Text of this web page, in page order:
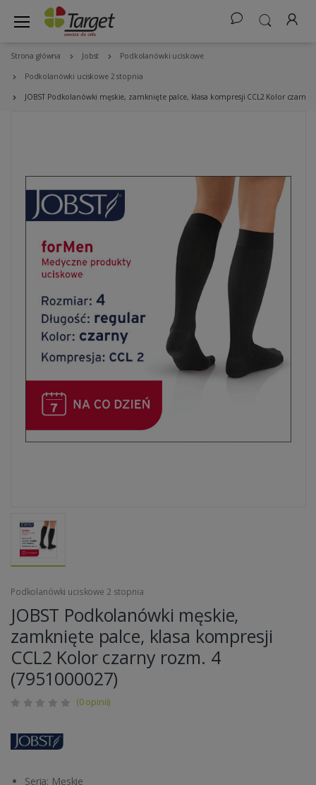
Strona główna Jobst Podkolanówki uciskowe
Podkolanówki uciskowe 2 stopnia
JOBST Podkolanówki męskie, zamknięte palce, klasa kompresji CCL2 Kolor czarny
Podkolanówki uciskowe 2 stopnia
JOBST Podkolanówki męskie,
zamknięte palce, klasa kompresji
CCL2 Kolor czarny rozm. 4
(7951000027)
(0 opinii)
Seria: Męskie